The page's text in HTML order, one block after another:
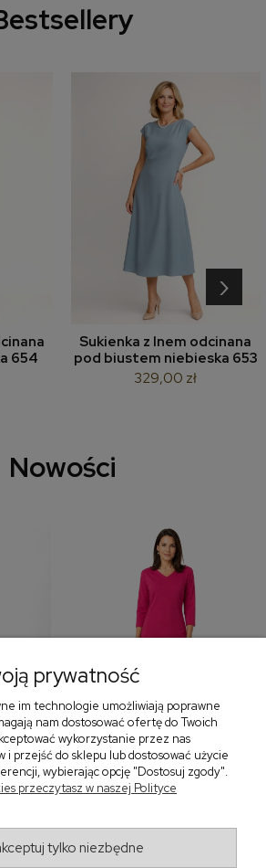
654
Sukienka z lnem odcinana
pod biustem niebieska 653
329,00 zł
›
Nowości
i
w
Sukienka z dekoltem w
299,00 zł
prywatność
im technologie umożliwiają poprawne
nam dostosować ofertę do Twoich
wykorzystanie przez nas
i przejść do sklepu lub dostosować użycie
wybierając opcję "Dostosuj zgody".
przeczytasz w naszej Polityce
tylko niezbędne